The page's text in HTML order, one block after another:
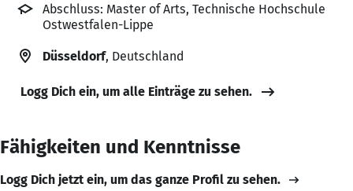
Abschluss: Master of Arts, Technische Hochschule
Ostwestfalen-Lippe
Düsseldorf, Deutschland
Logg Dich ein, um alle Einträge zu sehen.
Fähigkeiten und Kenntnisse
Logg Dich jetzt ein, um das ganze Profil zu sehen.